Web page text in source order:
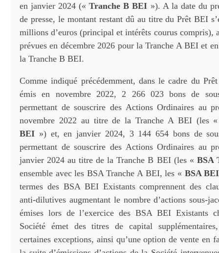
en janvier 2024 («Tranche B BEI »). A la date du
de presse, le montant restant dû au titre du Prêt BEI
millions d’euros (principal et intérêts courus compris),
prévues en décembre 2026 pour la Tranche A BEI et
la Tranche B BEI.
Comme indiqué précédemment, dans le cadre du
émis en novembre 2022, 2 266 023 bons de
permettant de souscrire des Actions Ordinaires au
novembre 2022 au titre de la Tranche A BEI (les
BEI ») et, en janvier 2024, 3 144 654 bons de
permettant de souscrire des Actions Ordinaires au
janvier 2024 au titre de la Tranche B BEI (les « BSA
ensemble avec les BSA Tranche A BEI, les « BSA
termes des BSA BEI Existants comprennent des
anti-dilutives augmentant le nombre d’actions sous-
émises lors de l’exercice des BSA BEI Existants
Société émet des titres de capital
certaines exceptions, ainsi qu’une option de vente en